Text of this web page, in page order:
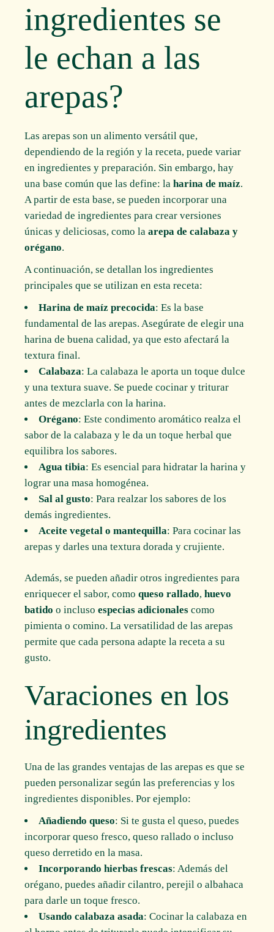
ingredientes se
le echan a las
arepas?
Las arepas son un alimento versátil que,
dependiendo de la región y la receta, puede variar
en ingredientes y preparación. Sin embargo, hay
una base común que las define: laharina de maíz.
A partir de esta base, se pueden incorporar una
variedad de ingredientes para crear versiones
únicas y deliciosas, como laarepa de calabaza y
orégano.
A continuación, se detallan los ingredientes
principales que se utilizan en esta receta:
Harina de maíz precocida: Es la base
fundamental de las arepas. Asegúrate de elegir una
harina de buena calidad, ya que esto afectará la
textura final.
Calabaza: La calabaza le aporta un toque dulce
y una textura suave. Se puede cocinar y triturar
antes de mezclarla con la harina.
Orégano: Este condimento aromático realza el
sabor de la calabaza y le da un toque herbal que
equilibra los sabores.
Agua tibia: Es esencial para hidratar la harina y
lograr una masa homogénea.
Sal al gusto: Para realzar los sabores de los
demás ingredientes.
Aceite vegetal o mantequilla: Para cocinar las
arepas y darles una textura dorada y crujiente.
Además, se pueden añadir otros ingredientes para
enriquecer el sabor, comoqueso rallado,huevo
batido o inclusoespecias adicionales como
pimienta o comino. La versatilidad de las arepas
permite que cada persona adapte la receta a su
gusto.
Varaciones en los
ingredientes
Una de las grandes ventajas de las arepas es que se
pueden personalizar según las preferencias y los
ingredientes disponibles. Por ejemplo:
Añadiendo queso: Si te gusta el queso, puedes
incorporar queso fresco, queso rallado o incluso
queso derretido en la masa.
Incorporando hierbas frescas: Además del
orégano, puedes añadir cilantro, perejil o albahaca
para darle un toque fresco.
Usando calabaza asada: Cocinar la calabaza en